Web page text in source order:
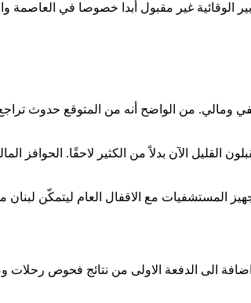
الوقائية غير مقبول أبدا خصوصا في العاصمة
ومالي. من الواضح أنه من المتوقع حدوث
القليل الآن بدلاً من الكثير لاحقًا. الحوافز
المستشفيات مع الاقفال العام ليتمكّن